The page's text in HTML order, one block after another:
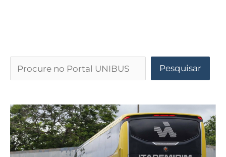
Pesquisar